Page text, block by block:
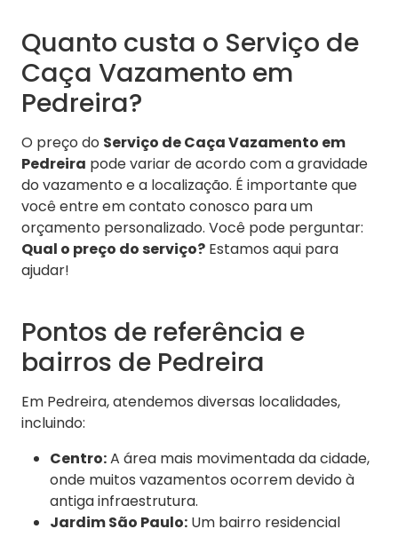
Quanto custa o Serviço de
Caça Vazamento em
Pedreira?
O preço do Serviço de Caça Vazamento em
Pedreira pode variar de acordo com a gravidade
do vazamento e a localização. É importante que
você entre em contato conosco para um
orçamento personalizado. Você pode perguntar:
Qual o preço do serviço? Estamos aqui para
ajudar!
Pontos de referência e
bairros de Pedreira
Em Pedreira, atendemos diversas localidades,
incluindo:
Centro:A área mais movimentada da cidade,
onde muitos vazamentos ocorrem devido à
antiga infraestrutura.
Jardim São Paulo: Um bairro residencial